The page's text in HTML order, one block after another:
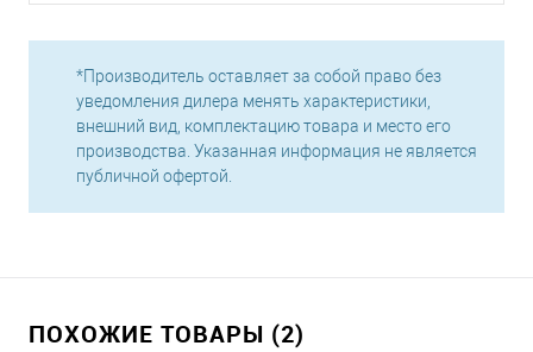
*Производитель оставляет за собой право без
уведомления дилера менять характеристики,
внешний вид, комплектацию товара и место его
производства. Указанная информация не является
публичной офертой.
ПОХОЖИЕ ТОВАРЫ (2)